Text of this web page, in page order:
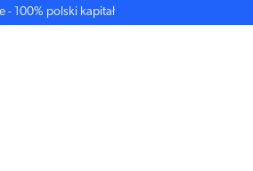
- 100% polski kapitał